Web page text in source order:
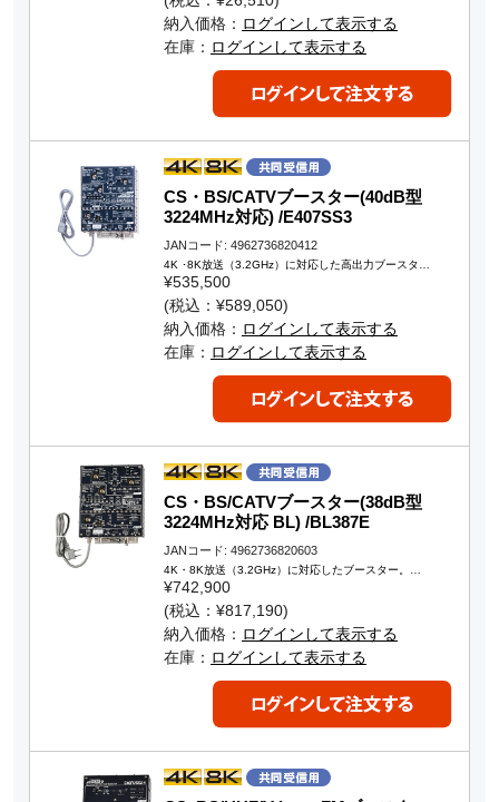
納入価格： ログインして表示する
在庫： ログインして表示する
CS・BS/CATVブースター(40dB型
3224MHz対応) /E407SS3
JANコード: 4962736820412
4K ･8K放送（3.2GHz）に対応した高出力ブースタ…
¥535,500
(税込：¥589,050)
納入価格： ログインして表示する
在庫： ログインして表示する
CS・BS/CATVブースター(38dB型
3224MHz対応 BL) /BL387E
JANコード: 4962736820603
4K・8K放送（3.2GHz）に対応したブースター。…
¥742,900
(税込：¥817,190)
納入価格： ログインして表示する
在庫： ログインして表示する